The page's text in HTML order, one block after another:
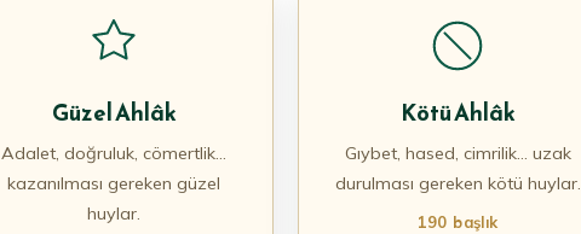
Güzel Ahlâk
Adalet, doğruluk, cömertlik…
kazanılması gereken güzel
huylar.
Kötü Ahlâk
Gıybet, hased, cimrilik… uzak
durulması gereken kötü huylar.
190 başlık